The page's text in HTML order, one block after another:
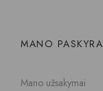
MANO PASKYRA
Mano užsakymai